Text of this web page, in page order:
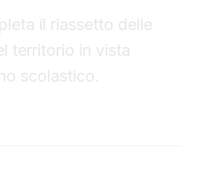
il riassetto delle
territorio in vista
scolastico.